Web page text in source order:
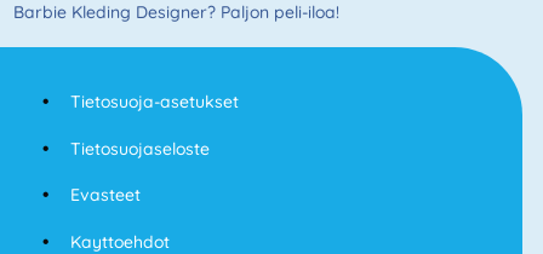
Barbie Kleding Designer? Paljon peli-iloa!
Tietosuoja-asetukset
Tietosuojaseloste
Evasteet
Kayttoehdot